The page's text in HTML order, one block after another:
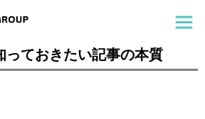
っておきたい記事の本質